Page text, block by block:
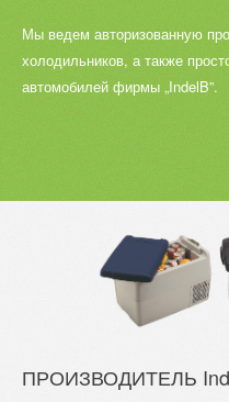
ФОТОГАЛЕРЕЯ
Мы ведем авторизованную
холодильников, а также
автомобилей фирмы „IndelB”.
ПРОИЗВОДИТЕЛЬ